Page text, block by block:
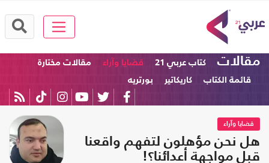
مقالات كتاب عربي 21 قضايا وآراء
مقالات مختارة
قائمة الكتاب
كاريكاتير بورتريه
قضايا وآراء
هل نحن مؤهلون لتفهم واقعنا
قبل مواجهة أعدائنا؟!